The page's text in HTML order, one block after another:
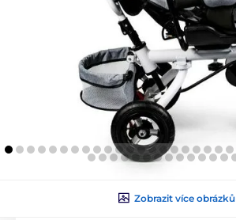
Zobrazit více obrázků